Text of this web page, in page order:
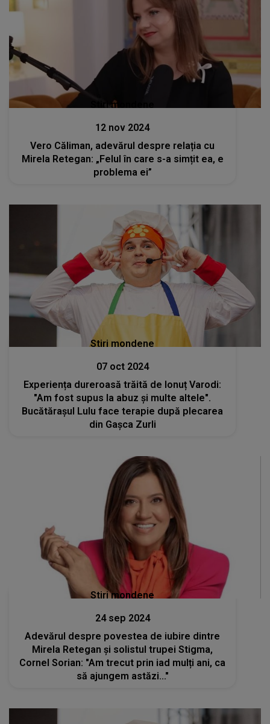
Stiri mondene
12 nov 2024
Vero Căliman, adevărul despre relația cu
Mirela Retegan: „Felul în care s-a simțit ea, e
problema ei”
Stiri mondene
07 oct 2024
Experiența dureroasă trăită de Ionuț Varodi:
"Am fost supus la abuz și multe altele".
Bucătărașul Lulu face terapie după plecarea
din Gașca Zurli
Stiri mondene
24 sep 2024
Adevărul despre povestea de iubire dintre
Mirela Retegan și solistul trupei Stigma,
Cornel Sorian: "Am trecut prin iad mulți ani, ca
să ajungem astăzi..."